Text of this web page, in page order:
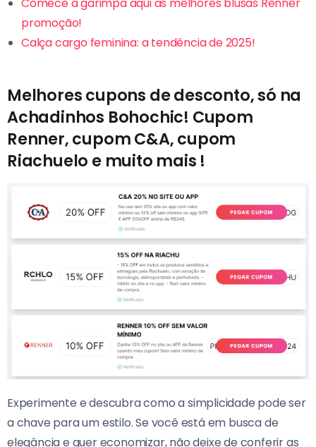
promoção!
Calça cargo feminina: a tendência de 2025!
Melhores cupons de desconto, só na
Achadinhos Bohochic! Cupom
Renner, cupom C&A, cupom
Riachuelo e muito mais !
Experimente e descubra como a simplicidade pode ser
a chave para um estilo. Se você está em busca de
elegância e quer economizar, não deixe de conferir as